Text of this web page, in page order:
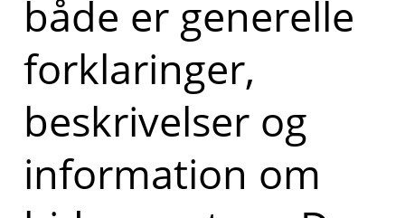
både er generelle
forklaringer,
beskrivelser og
information om